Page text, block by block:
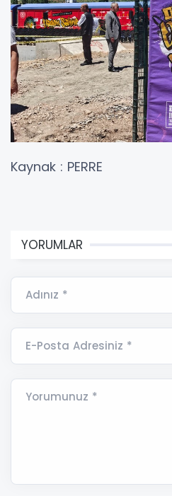
Kaynak : PERRE
YORUMLAR
Adınız *
E-Posta Adresiniz *
Yorumunuz *